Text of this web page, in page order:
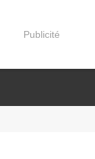
Publicité